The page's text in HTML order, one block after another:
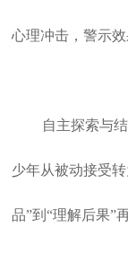
心理冲击，警示效
自主探索与
少年从被动接受
品”到“理解后果”